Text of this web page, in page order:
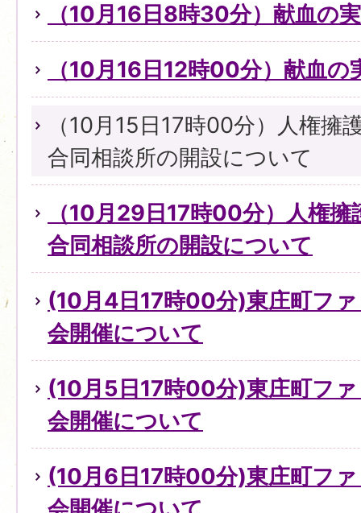
（10月16日8時30分）献血の
（10月16日12時00分）献血の
（10月15日17時00分）人権擁
合同相談所の開設について
（10月29日17時00分）人権
合同相談所の開設について
(10月4日17時00分)東庄町フ
会開催について
(10月5日17時00分)東庄町フ
会開催について
(10月6日17時00分)東庄町フ